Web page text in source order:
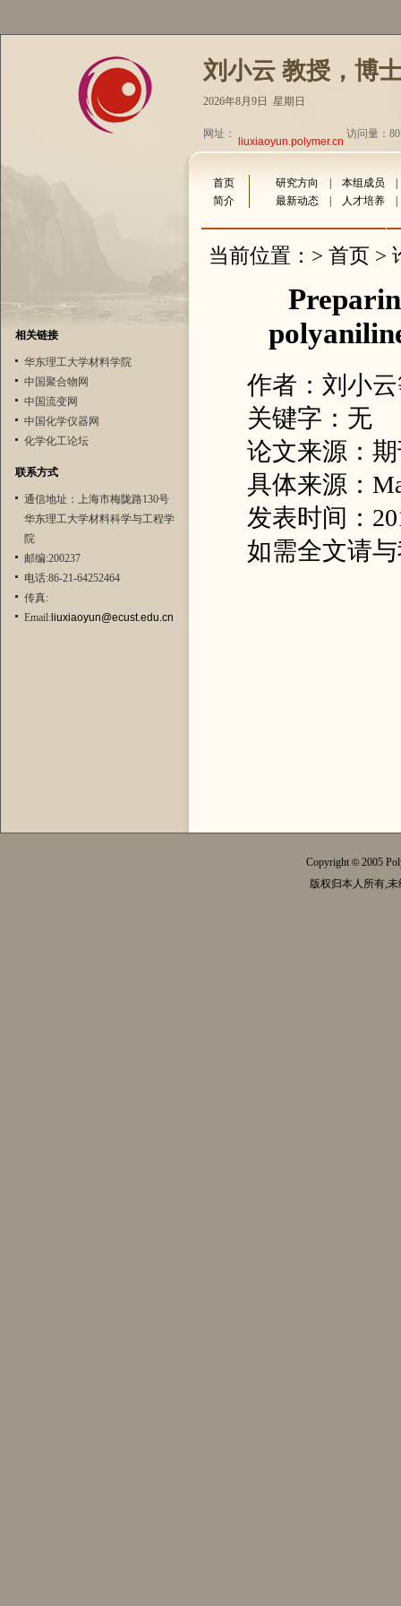
刘小云 教授，博
2026年8月9日 星期日
网址：
liuxiaoyun.polymer.cn 访问量：
相关链接
华东理工大学材料学院
中国聚合物网
中国流变网
中国化学仪器网
化学化工论坛
联系方式
通信地址：上海市梅陇路130号
华东理工大学材料科学与工程学
院
邮编:200237
电话:86-21-64252464
传真:
Email:liuxiaoyun@ecust.edu.cn
首页 研究方向 本组成员
简介
最新动态 人才培养
当前位置：> 首页 >
作者：刘小
关键字：无
论文来源：
具体来源：
发表时间：
如需全文请
Copyright© 2005
版权归本人所有,